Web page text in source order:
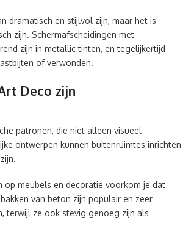
dramatisch en stijlvol zijn, maar het is
zijn. Schermafscheidingen met
zijn in metallic tinten, en tegelijkertijd
of verwonden.
Deco zijn
patronen, die niet alleen visueel
ontwerpen kunnen buitenruimtes inrichten
meubels en decoratie voorkom je dat
van beton zijn populair en zeer
terwijl ze ook stevig genoeg zijn als